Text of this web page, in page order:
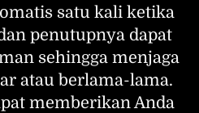
satu kali ketika
penutupnya dapat
sehingga menjaga
atau berlama-lama.
memberikan Anda